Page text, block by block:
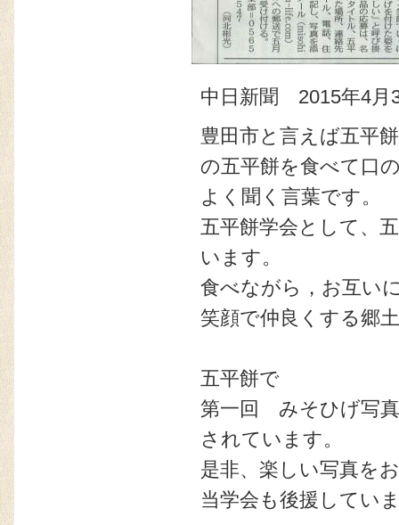
中日新聞 2015年4月
豊田市と言えば五平
の五平餅を食べて口
よく聞く言葉です。
五平餅学会として、
います。
食べながら，お互い
笑顔で仲良くする郷
五平餅で
第一回 みそひげ写
されています。
是非、楽しい写真を
当学会も後援してい